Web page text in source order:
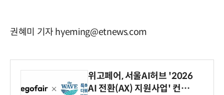
권혜미 기자 hyeming@etnews.com
위고페어, 서울AI허브 '2026
AI 전환(AX) 지원사업' 컨소